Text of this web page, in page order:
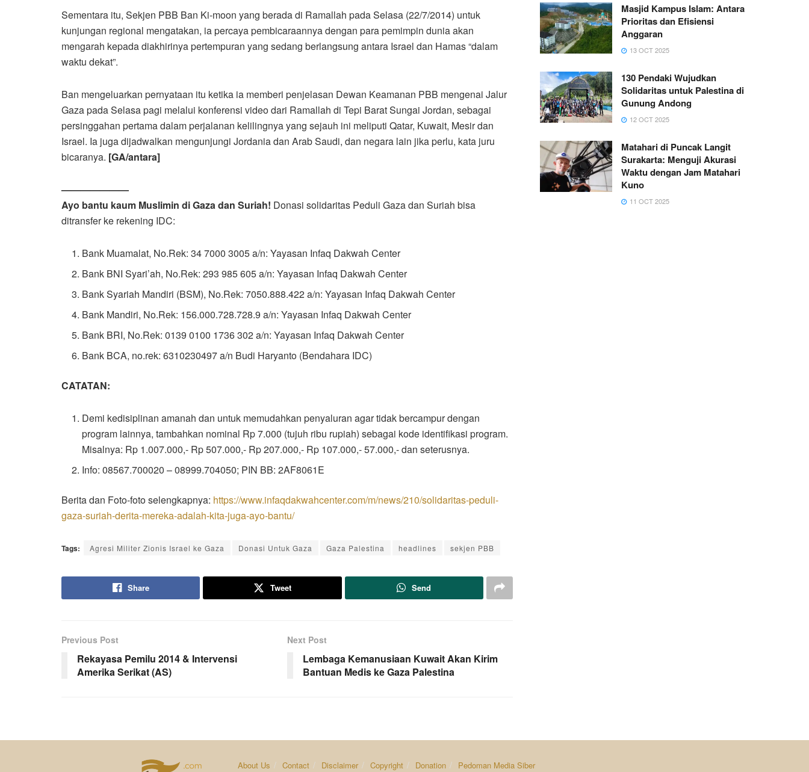
Sementara itu, Sekjen PBB Ban Ki-moon yang berada di Ramallah pada Selasa (22/7/2014) untuk
kunjungan regional mengatakan, ia percaya pembicaraannya dengan para pemimpin dunia akan
mengarah kepada diakhirinya pertempuran yang sedang berlangsung antara Israel dan Hamas “dalam
waktu dekat”.
Ban mengeluarkan pernyataan itu ketika ia memberi penjelasan Dewan Keamanan PBB mengenai Jalur
Gaza pada Selasa pagi melalui konferensi video dari Ramallah di Tepi Barat Sungai Jordan, sebagai
persinggahan pertama dalam perjalanan kelilingnya yang sejauh ini meliputi Qatar, Kuwait, Mesir dan
Israel. Ia juga dijadwalkan mengunjungi Jordania dan Arab Saudi, dan negara lain jika perlu, kata juru
bicaranya. [GA/antara]
———————
Ayo bantu kaum Muslimin di Gaza dan Suriah! Donasi solidaritas Peduli Gaza dan Suriah bisa
ditransfer ke rekening IDC:
Bank Muamalat, No.Rek: 34 7000 3005 a/n: Yayasan Infaq Dakwah Center
Bank BNI Syari’ah, No.Rek: 293 985 605 a/n: Yayasan Infaq Dakwah Center
Bank Syariah Mandiri (BSM), No.Rek: 7050.888.422 a/n: Yayasan Infaq Dakwah Center
Bank Mandiri, No.Rek: 156.000.728.728.9 a/n: Yayasan Infaq Dakwah Center
Bank BRI, No.Rek: 0139 0100 1736 302 a/n: Yayasan Infaq Dakwah Center
Bank BCA, no.rek: 6310230497 a/n Budi Haryanto (Bendahara IDC)
CATATAN:
Demi kedisiplinan amanah dan untuk memudahkan penyaluran agar tidak bercampur dengan
program lainnya, tambahkan nominal Rp 7.000 (tujuh ribu rupiah) sebagai kode identifikasi program.
Misalnya: Rp 1.007.000,- Rp 507.000,- Rp 207.000,- Rp 107.000,- 57.000,- dan seterusnya.
Info: 08567.700020 – 08999.704050; PIN BB: 2AF8061E
Berita dan Foto-foto selengkapnya: https://www.infaqdakwahcenter.com/m/news/210/solidaritas-peduli-
gaza-suriah-derita-mereka-adalah-kita-juga-ayo-bantu/
Tags: Agresi Militer Zionis Israel ke Gaza Donasi Untuk Gaza Gaza Palestina headlines sekjen PBB
Share Tweet Send
Previous Post
Rekayasa Pemilu 2014 & Intervensi
Amerika Serikat (AS)
Next Post
Lembaga Kemanusiaan Kuwait Akan Kirim
Bantuan Medis ke Gaza Palestina
Masjid Kampus Islam: Antara
Prioritas dan Efisiensi
Anggaran
13 OCT 2025
130 Pendaki Wujudkan
Solidaritas untuk Palestina di
Gunung Andong
12 OCT 2025
Matahari di Puncak Langit
Surakarta: Menguji Akurasi
Waktu dengan Jam Matahari
Kuno
11 OCT 2025
About Us Contact Disclaimer Copyright Donation Pedoman Media Siber